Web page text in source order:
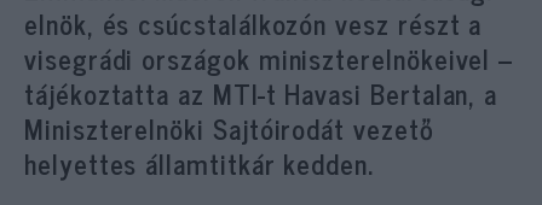
elnök, és csúcstalálkozón vesz részt a
visegrádi országok miniszterelnökeivel –
tájékoztatta az MTI-t Havasi Bertalan, a
Miniszterelnöki Sajtóirodát vezető
helyettes államtitkár kedden.